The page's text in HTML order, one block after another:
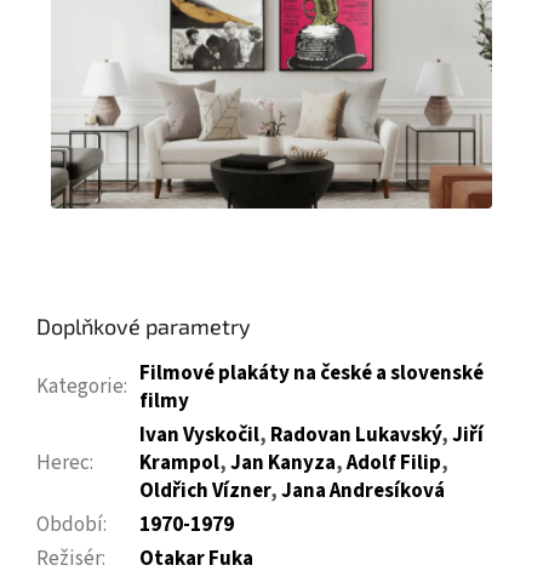
Doplňkové parametry
Kategorie: Filmové plakáty na české a slovenské
filmy
Herec:
Ivan Vyskočil, Radovan Lukavský,Jiří
Krampol,Jan Kanyza,Adolf Filip,
Oldřich Vízner,Jana Andresíková
Období:
1970-1979
Režisér: Otakar Fuka